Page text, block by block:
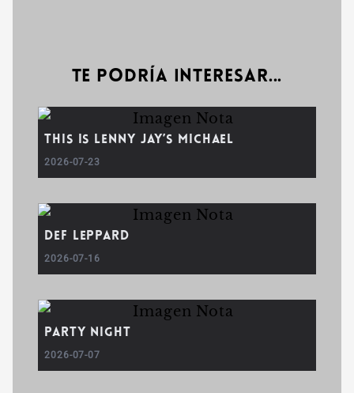
Te podría interesar...
This Is Lenny Jay’s Michael
2026-07-23
Def Leppard
2026-07-16
Party Night
2026-07-07